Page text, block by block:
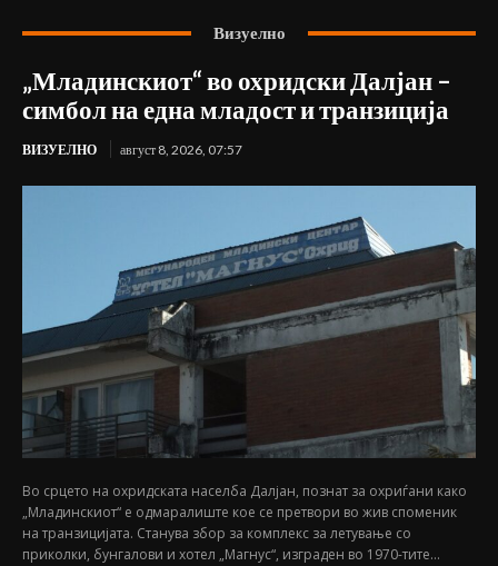
Визуелно
„Младинскиот“ во охридски Далјан –
симбол на една младост и транзиција
ВИЗУЕЛНО август 8, 2026, 07:57
Во срцето на охридската населба Далјан, познат за охриѓани како
„Младинскиот“ е одмаралиште кое се претвори во жив споменик
на транзицијата. Станува збор за комплекс за летување со
приколки, бунгалови и хотел „Магнус“, изграден во 1970-тите...